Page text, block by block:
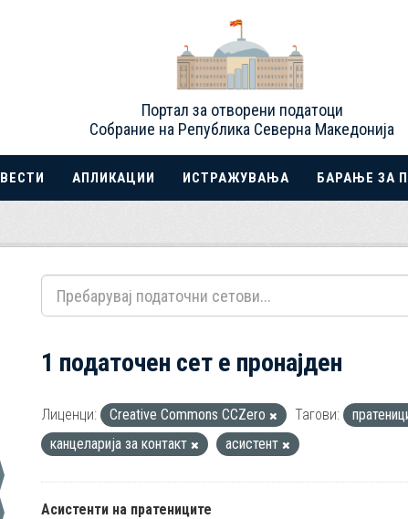
Портал за отворени податоци
Собрание на Република Северна Македонија
ВЕСТИ АПЛИКАЦИИ ИСТРАЖУВАЊА БАРАЊЕ ЗА
1 податочен сет е пронајден
Лиценци: Creative Commons CCZero Тагови:
канцеларија за контакт
асистент
Асистенти на пратениците